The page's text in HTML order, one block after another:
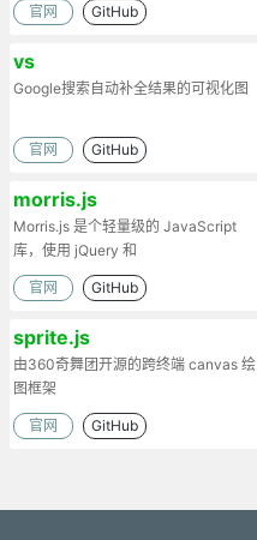
官网 GitHub
vs
Google搜索自动补全结果的可视化图
官网 GitHub
morris.js
Morris.js 是个轻量级的 JavaScript
库，使用 jQuery 和
Rapha&amp;enuml 来绘制时序图
官网 GitHub
sprite.js
由360奇舞团开源的跨终端 canvas 绘
图框架
官网 GitHub